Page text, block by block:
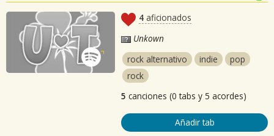
4 aficionados
Unkown
rock alternativo
indie
pop
rock
5 canciones (0 tabs y 5 acordes)
Añadir tab